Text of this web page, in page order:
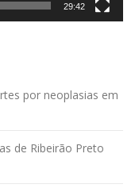
29:42
por neoplasias em
de Ribeirão Preto